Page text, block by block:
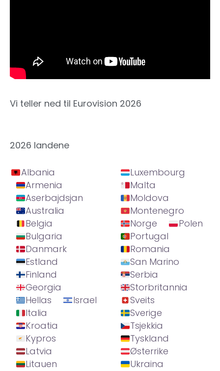
Vi teller ned til Eurovision 2026
2026 landene
Albania
Armenia
Aserbajdsjan
Australia
Belgia
Bulgaria
Danmark
Estland
Finland
Georgia
Hellas
Israel
Italia
Kroatia
Kypros
Latvia
Litauen
Luxembourg
Malta
Moldova
Montenegro
Norge
Polen
Portugal
Romania
San Marino
Serbia
Storbritannia
Sveits
Sverige
Tsjekkia
Tyskland
Østerrike
Ukraina